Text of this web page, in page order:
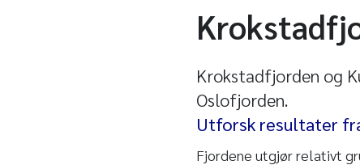
Krokstadfjorden og
Oslofjorden.
Utforsk resultater
Fjordene utgjør relativt